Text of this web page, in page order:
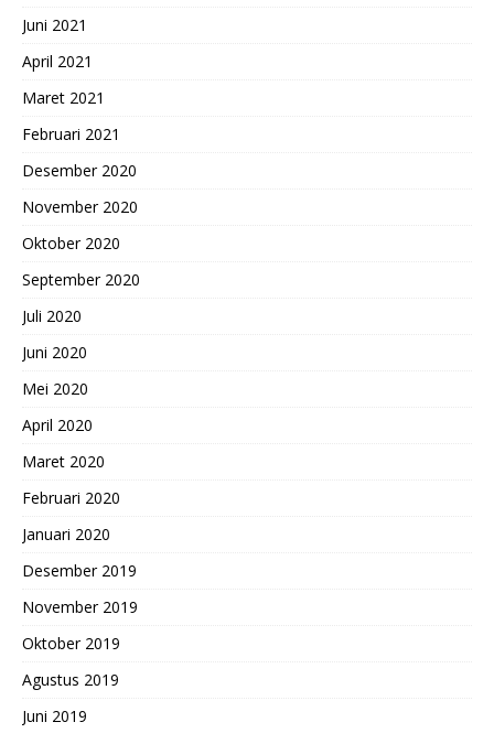
Juni 2021
April 2021
Maret 2021
Februari 2021
Desember 2020
November 2020
Oktober 2020
September 2020
Juli 2020
Juni 2020
Mei 2020
April 2020
Maret 2020
Februari 2020
Januari 2020
Desember 2019
November 2019
Oktober 2019
Agustus 2019
Juni 2019